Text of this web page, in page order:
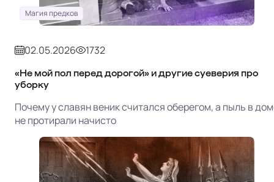
Магия предков
02.05.2026 1732
«Не мой пол перед дорогой» и другие суеверия про
уборку
Почему у славян веник считался оберегом, а пыль в
не протирали начисто